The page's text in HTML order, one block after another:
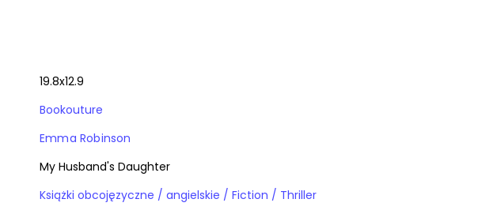
19.8x12.9
Bookouture
Emma Robinson
My Husband's Daughter
Książki obcojęzyczne / angielskie / Fiction / Thriller